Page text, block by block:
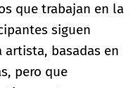
que trabajan en la
siguen
basadas en
pero que